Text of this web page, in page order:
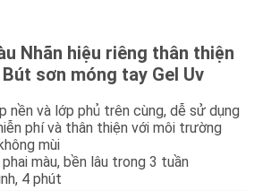
Nhãn hiệu riêng thân thiện
sơn móng tay Gel Uv
nền và lớp phủ trên cùng, dễ sử dụng
phí và thân thiện với môi trường
mùi
màu, bền lâu trong 3 tuần
4 phút